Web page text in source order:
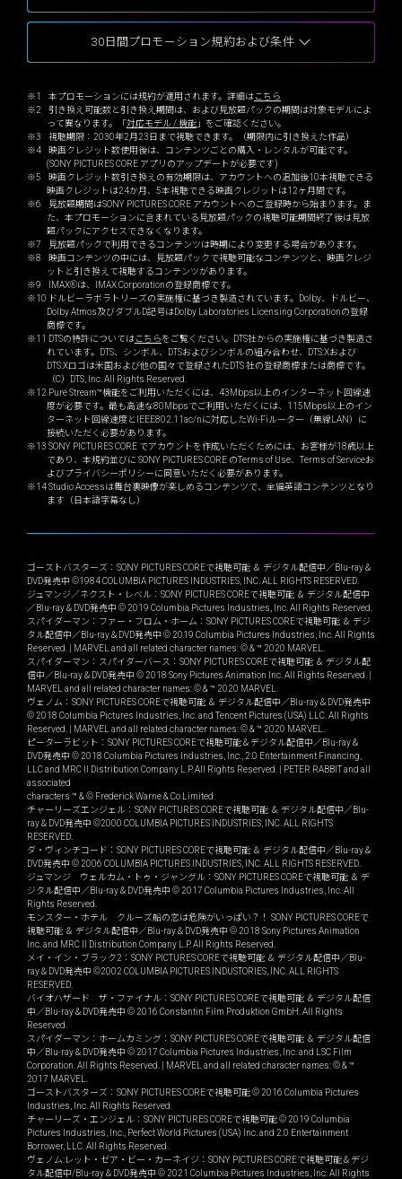
30日間プロモーション規約および条件
※1 本プロモーションには規約が適用されます。詳細はこちら
※2 引き換え可能数と引き換え期間は、および見放題パックの期間は対象モデルによ
って異なります。「対応モデル / 機能 」をご確認ください。
※3 視聴期限：2030年2月23日まで視聴できます。（期限内に引き換えた作品）
※4 映画クレジット数使用後は、コンテンツごとの購入・レンタルが可能です。
(SONY PICTURES CORE アプリのアップデートが必要です)
※5 映画クレジット数引き換えの有効期限は、アカウントへの追加後10本視聴できる
映画クレジットは24か月、5本視聴できる映画クレジットは12ヶ月間です。
※6 見放題期間はSONY PICTURES CORE アカウントへのご登録時から始まります。ま
た、本プロモーションに含まれている見放題パックの視聴可能期間終了後は見放
題パックにアクセスできなくなります。
※7 見放題パックで利用できるコンテンツは時期により変更する場合があります。
※8 映画コンテンツの中には、見放題パックで視聴可能なコンテンツと、映画クレジ
ットと引き換えて視聴するコンテンツがあります。
※9 IMAX®は、IMAX Corporationの登録商標です。
※10 ドルビーラボラトリーズの実施権に基づき製造されています。Dolby、ドルビー、
Dolby Atmos及びダブルD記号はDolby Laboratories Licensing Corporationの登録
商標です。
※11 DTSの特許についてはこちらをご覧ください。DTS社からの実施権に基づき製造さ
れています。DTS、シンボル、DTSおよびシンボルの組み合わせ、DTS:Xおよび
DTS:Xロゴは米国および他の国々で登録されたDTS 社の登録商標または商標です。
（C）DTS, Inc. All Rights Reserved.
※12 Pure Stream™機能をご利用いただくには、43Mbps以上のインターネット回線速
度が必要です。最も高速な80Mbpsでご利用いただくには、115Mbps以上のイン
ターネット回線速度とIEEE802.11ac/nに対応したWi-Fiルーター（無線LAN）に
接続いただく必要があります。
※13 SONY PICTURES CORE でアカウントを作成いただくためには、お客様が18歳以上
であり、本規約並びに SONY PICTURES CORE のTerms of Use、Terms of Serviceお
よびプライバシーポリシーに同意いただく必要があります。
※14 Studio Accessは舞台裏映像が楽しめるコンテンツで、全編英語コンテンツとなり
ます（日本語字幕なし）
ゴーストバスターズ：SONY PICTURES COREで視聴可能 ＆ デジタル配信中／Blu-ray＆
DVD発売中 ©1984 COLUMBIA PICTURES INDUSTRIES, INC. ALL RIGHTS RESERVED.
ジュマンジ／ネクスト・レベル：SONY PICTURES COREで視聴可能 ＆ デジタル配信中
／Blu-ray＆DVD発売中 © 2019 Columbia Pictures Industries, Inc. All Rights Reserved.
スパイダーマン：ファー・フロム・ホーム：SONY PICTURES COREで視聴可能 ＆ デジ
タル配信中／Blu-ray＆DVD発売中 © 2019 Columbia Pictures Industries, Inc. All Rights
Reserved. | MARVEL and all related character names: © & ™ 2020 MARVEL.
スパイダーマン：スパイダーバース：SONY PICTURES COREで視聴可能 ＆ デジタル配
信中／Blu-ray＆DVD発売中 © 2018 Sony Pictures Animation Inc. All Rights Reserved. |
MARVEL and all related character names: © & ™ 2020 MARVEL.
ヴェノム：SONY PICTURES COREで視聴可能 ＆ デジタル配信中／Blu-ray＆DVD発売中
© 2018 Columbia Pictures Industries, Inc. and Tencent Pictures (USA) LLC. All Rights
Reserved. | MARVEL and all related character names: © & ™ 2020 MARVEL.
ピーターラビット：SONY PICTURES COREで視聴可能＆デジタル配信中／Blu-ray＆
DVD発売中 © 2018 Columbia Pictures Industries, Inc., 2.0 Entertainment Financing,
LLC and MRC II Distribution Company L.P. All Rights Reserved. | PETER RABBIT and all
associated
characters ™ & © Frederick Warne & Co Limited.
チャーリーズエンジェル：SONY PICTURES COREで視聴可能 ＆ デジタル配信中／Blu-
ray＆DVD発売中 ©2000 COLUMBIA PICTURES INDUSTRIES, INC. ALL RIGHTS
RESERVED.
ダ・ヴィンチコード：SONY PICTURES COREで視聴可能 ＆ デジタル配信中／Blu-ray＆
DVD発売中 © 2006 COLUMBIA PICTURES INDUSTRIES, INC. ALL RIGHTS RESERVED.
ジュマンジ ウェルカム・トゥ・ジャングル：SONY PICTURES COREで視聴可能 ＆ デ
ジタル配信中／Blu-ray＆DVD発売中 © 2017 Columbia Pictures Industries, Inc. All
Rights Reserved.
モンスター・ホテル クルーズ船の恋は危険がいっぱい？！ SONY PICTURES COREで
視聴可能 ＆ デジタル配信中／Blu-ray＆DVD発売中 © 2018 Sony Pictures Animation
Inc. and MRC II Distribution Company L.P. All Rights Reserved.
メイ・イン・ブラック2：SONY PICTURES COREで視聴可能 ＆ デジタル配信中／Blu-
ray＆DVD発売中 ©2002 COLUMBIA PICTURES INDUSTORIES, INC. ALL RIGHTS
RESERVED.
バイオハザード ザ・ファイナル：SONY PICTURES COREで視聴可能 ＆ デジタル配信
中／Blu-ray＆DVD発売中 © 2016 Constantin Film Produktion GmbH. All Rights
Reserved.
スパイダーマン：ホームカミング：SONY PICTURES COREで視聴可能 ＆ デジタル配信
中／Blu-ray＆DVD発売中 © 2017 Columbia Pictures Industries, Inc. and LSC Film
Corporation. All Rights Reserved. | MARVEL and all related character names: © & ™
2017 MARVEL.
ゴーストバスターズ：SONY PICTURES COREで視聴可能 © 2016 Columbia Pictures
Industries, Inc. All Rights Reserved.
チャーリーズ・エンジェル：SONY PICTURES COREで視聴可能 © 2019 Columbia
Pictures Industries, Inc., Perfect World Pictures (USA) Inc. and 2.0 Entertainment
Borrower, LLC. All Rights Reserved.
ヴェノム:レット・ゼア・ビー・カーネイジ：SONY PICTURES COREで視聴可能＆デジ
タル配信中/Blu-ray＆DVD発売中 © 2021 Columbia Pictures Industries, Inc. All Rights